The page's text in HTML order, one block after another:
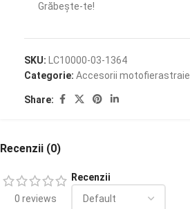
Grăbește-te!
SKU:
LC10000-03-1364
Categorie: Accesorii motofierastraie
Share:
Recenzii (0)
0 reviews
Recenzii